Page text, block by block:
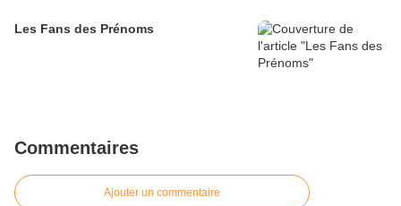
Les Fans des Prénoms
Commentaires
Ajouter un commentaire